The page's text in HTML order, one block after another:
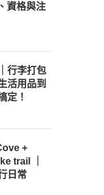
資格與注
行李打包
活用品到
定！
+
trail ｜
日常